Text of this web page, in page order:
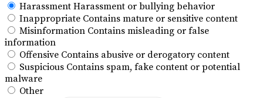
Harassment Harassment or bullying behavior
Inappropriate Contains mature or sensitive content
Misinformation Contains misleading or false
information
Offensive Contains abusive or derogatory content
Suspicious Contains spam, fake content or potential
malware
Other